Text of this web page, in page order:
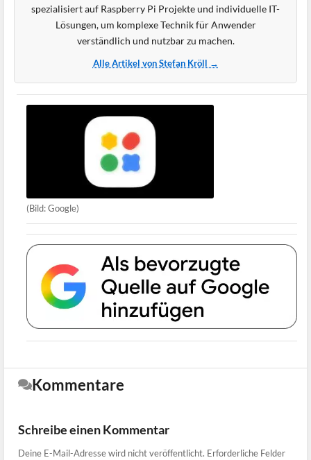
spezialisiert auf Raspberry Pi Projekte und individuelle IT-
Lösungen, um komplexe Technik für Anwender
verständlich und nutzbar zu machen.
Alle Artikel von Stefan Kröll →
(Bild: Google)
Kommentare
Schreibe einen Kommentar
Deine E-Mail-Adresse wird nicht veröffentlicht. Erforderliche Felder